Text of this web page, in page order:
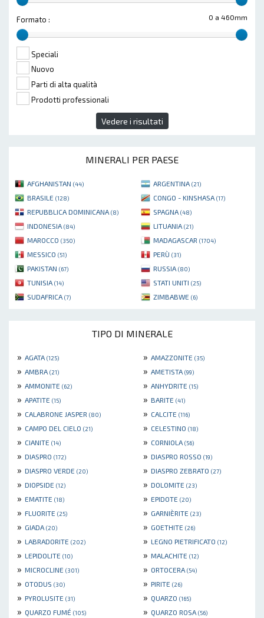
0 a 460mm
Formato :
Speciali
Nuovo
Parti di alta qualità
Prodotti professionali
Vedere i risultati
MINERALI PER PAESE
AFGHANISTAN (44) ARGENTINA (21)
BRASILE (128) CONGO - KINSHASA (17)
REPUBBLICA DOMINICANA (8) SPAGNA (48)
INDONESIA (84) LITUANIA (21)
MAROCCO (350) MADAGASCAR (1704)
MESSICO (51) PERÙ (31)
PAKISTAN (67) RUSSIA (80)
TUNISIA (14) STATI UNITI (25)
SUDAFRICA (7) ZIMBABWE (6)
TIPO DI MINERALE
» AGATA (125) » AMAZZONITE (35)
» AMBRA (21) » AMETISTA (99)
» AMMONITE (62) » ANHYDRITE (15)
» APATITE (15) » BARITE (41)
» CALABRONE JASPER (80) » CALCITE (116)
» CAMPO DEL CIELO (21) » CELESTINO (18)
» CIANITE (14) » CORNIOLA (56)
» DIASPRO (172) » DIASPRO ROSSO (19)
» DIASPRO VERDE (20) » DIASPRO ZEBRATO (27)
» DIOPSIDE (12) » DOLOMITE (23)
» EMATITE (18) » EPIDOTE (20)
» FLUORITE (25) » GARNIÈRITE (23)
» GIADA (20) » GOETHITE (26)
» LABRADORITE (202) » LEGNO PIETRIFICATO (12)
» LEPIDOLITE (10) » MALACHITE (12)
» MICROCLINE (301) » ORTOCERA (54)
» OTODUS (30) » PIRITE (26)
» PYROLUSITE (31) » QUARZO (165)
» QUARZO FUMÉ (105) » QUARZO ROSA (56)